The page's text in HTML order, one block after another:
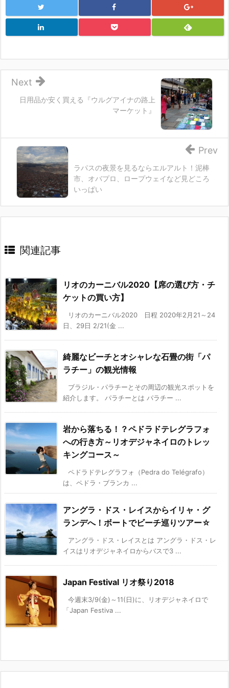
日用品か安く買える『ウルグアイナの路上
マーケット』
Next
ラパスの夜景を見るならエルアルト！泥棒
市、オバプロ、ロープウェイなど見どころ
いっぱい
Prev
関連記事
リオのカーニバル2020【席の選び方・チ
ケットの買い方】
リオのカーニバル2020 日程 2020年2月21～24
日、29日 2/21(金 ...
綺麗なビーチとオシャレな石畳の街「パ
ラチー」の観光情報
ブラジル・パラチーとその周辺の観光スポットを
紹介します。 パラチーとは パラチー ...
岩から落ちる！？ペドラドテレグラフォ
への行き方～リオデジャネイロのトレッ
キングコース～
ペドラドテレグラフォ（Pedra do Telégrafo）
は、ペドラ・ブランカ ...
アングラ・ドス・レイスからイリャ・グ
ランデへ！ボートでビーチ巡りツアー☆
アングラ・ドス・レイスとは アングラ・ドス・レ
イスはリオデジャネイロからバスで3 ...
Japan Festival リオ祭り2018
今週末3/9(金)～11(日)に、リオデジャネイロで
「Japan Festiva ...